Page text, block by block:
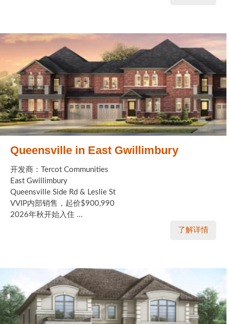
Queensville in East Gwillimbury
开发商：Tercot Communities
East Gwillimbury
Queensville Side Rd & Leslie St
VVIP内部销售，起价$900,990
2026年秋开始入住 ...
了解详情